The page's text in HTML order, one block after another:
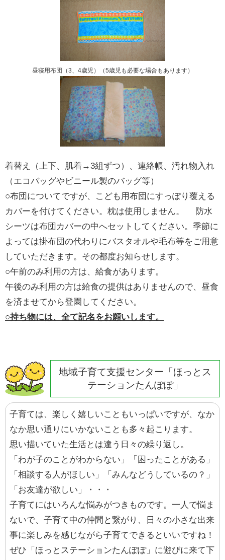
昼寝用布団（3、4歳児）（5歳児も必要な場合もあります）
着替え（上下、肌着→3組ずつ）、連絡帳、汚れ物入れ
（エコバッグやビニール製のバッグ等）
○布団についてですが、こども用布団にすっぽり覆える
カバーを付けてください。枕は使用しません。 防水
シーツは布団カバーの中へセットしてください。季節に
よっては掛布団の代わりにバスタオルや毛布等をご用意
していただきます。その都度お知らせします。
○午前のみ利用の方は、給食があります。
午後のみ利用の方は給食の提供はありませんので、昼食
を済ませてから登園してください。
○持ち物には、全て記名をお願いします。
地域子育て支援センター「ほっとス
テーションたんぽぽ」
子育ては、楽しく嬉しいこともいっぱいですが、なか
なか思い通りにいかないことも多々起こります。
思い描いていた生活とは違う日々の繰り返し。
「わが子のことがわからない」「困ったことがある」
「相談する人がほしい」「みんなどうしているの？」
「お友達が欲しい」・・・
子育てにはいろんな悩みがつきものです。一人で悩ま
ないで、子育て中の仲間と繋がり、日々の小さな出来
事に楽しみを感じながら子育てできるといいですね！
ぜひ「ほっとステーションたんぽぽ」に遊びに来て下